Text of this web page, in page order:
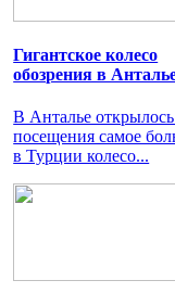
Гигантское колесо
обозрения в
В Анталье
посещения самое
в Турции колесо...